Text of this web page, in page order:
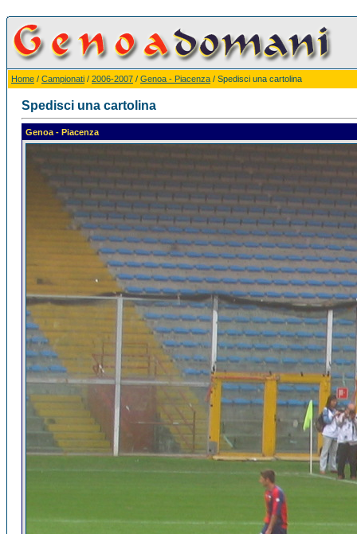
Home / Campionati / 2006-2007 / Genoa - Piacenza / Spedisci una cartolina
Spedisci una cartolina
Genoa - Piacenza